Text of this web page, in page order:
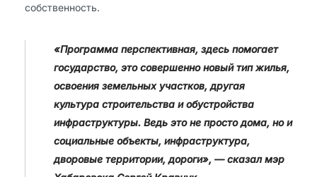
собственность.
«Программа перспективная, здесь помогает
государство, это совершенно новый тип жилья,
освоения земельных участков, другая
культура строительства и обустройства
инфраструктуры. Ведь это не просто дома, но и
социальные объекты, инфраструктура,
дворовые территории, дороги», — сказал мэр